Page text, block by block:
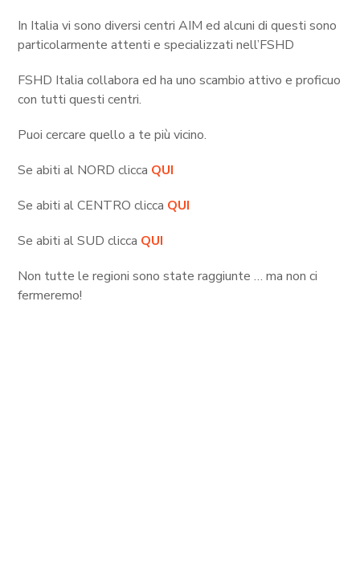
In Italia vi sono diversi centri AIM ed alcuni di questi sono
particolarmente attenti e specializzati nell’FSHD
FSHD Italia collabora ed ha uno scambio attivo e proficuo
con tutti questi centri.
Puoi cercare quello a te più vicino.
Se abiti al NORD clicca QUI
Se abiti al CENTRO clicca QUI
Se abiti al SUD clicca QUI
Non tutte le regioni sono state raggiunte … ma non ci
fermeremo!